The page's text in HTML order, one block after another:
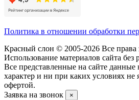
Политика в отношении обработки
Красный слон © 2005-2026 Все
Использование материалов сайта без
Все представленные на сайте
характер и ни при каких условиях не
офертой.
Заявка на звонок
×